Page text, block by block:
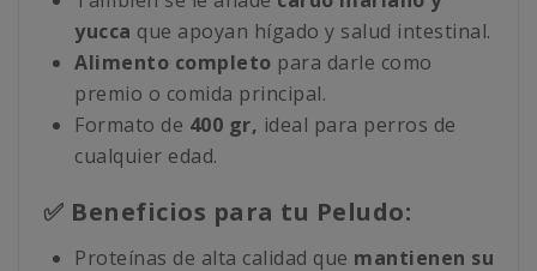
yucca que apoyan hígado y salud intestinal.
Alimento completo para darle como
premio o comida principal.
Formato de 400 gr, ideal para perros de
cualquier edad.
✅ Beneficios para tu Peludo:
Proteínas de alta calidad que mantienen su